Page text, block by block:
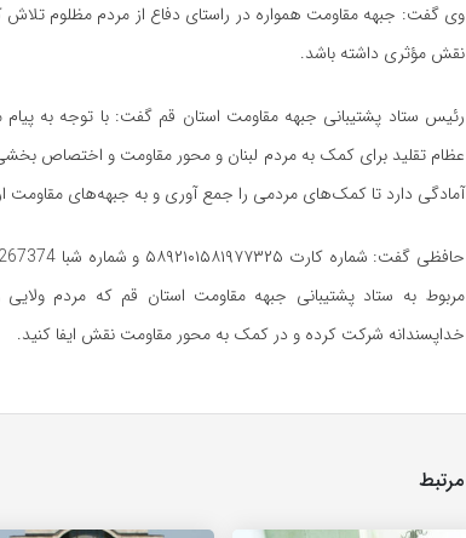
وی گفت: جبهه مقاومت همواره در راستای دفاع از مردم مظلوم تلاش
نقش مؤثری داشته باشد.
رئیس ستاد پشتیبانی جبهه مقاومت استان قم گفت: با توجه به
عظام تقلید برای کمک به مردم لبنان و محور مقاومت و اختصاص
آمادگی دارد تا کمک‌های مردمی را جمعآوری و به جبهه‌های مقاومت
حافظی گفت: شماره کارت ۵۸۹۲۱۰۱۵۸۱۹۷۷۳۲۵ و شماره شبا
مربوط به ستاد پشتیبانی جبهه مقاومت استان قم که مردم
خداپسندانه شرکت کرده و در کمک به محور مقاومت نقش ایفا کنید.
مرتبط